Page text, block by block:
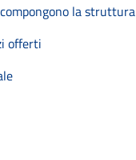
la struttura
offerti